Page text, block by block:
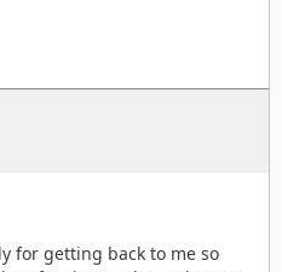
for getting back to me so